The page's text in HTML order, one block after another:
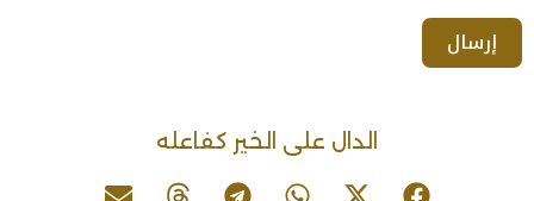
إرسال
الدال على الخير كفاعله